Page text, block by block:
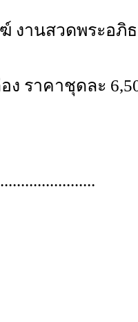
งานสวดพระอภิ
ราคาชุดละ